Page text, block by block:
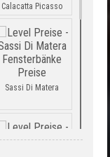
Calacatta Picasso
Sassi Di Matera